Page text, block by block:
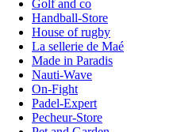
Golf and co
Handball-Store
House of rugby
La sellerie de Maé
Made in Paradis
Nauti-Wave
On-Fight
Padel-Expert
Pecheur-Store